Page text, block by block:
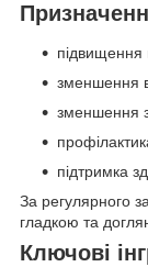
підвищення
зменшення
зменшення
підтримка
За регулярного
гладкою та
Ключові